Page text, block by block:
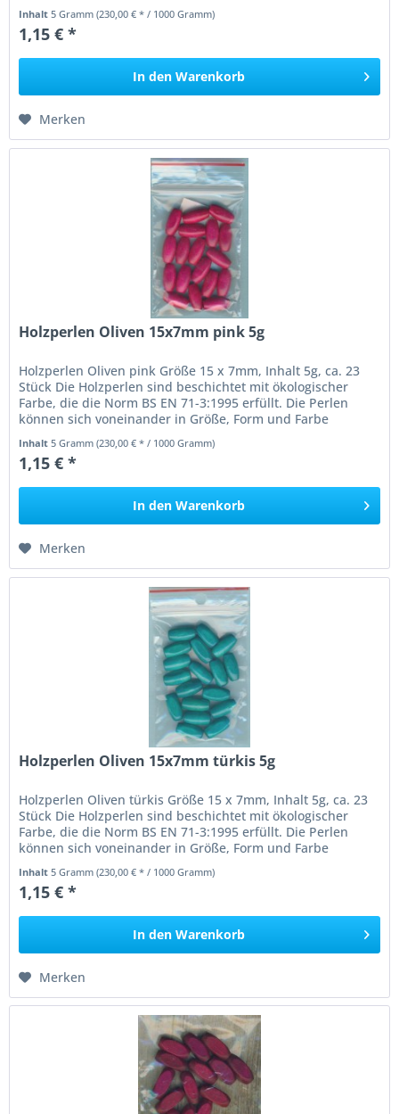
Inhalt5 Gramm(230,00 € * / 1000 Gramm)
1,15 € *
In den Warenkorb
Merken
Holzperlen Oliven 15x7mm pink 5g
Holzperlen Oliven pink Größe 15 x 7mm, Inhalt 5g, ca. 23
Stück Die Holzperlen sind beschichtet mit ökologischer
Farbe, die die Norm BS EN 71-3:1995 erfüllt. Die Perlen
können sich voneinander in Größe, Form und Farbe
Inhalt 5 Gramm(230,00 € * / 1000 Gramm)
1,15 € *
In den Warenkorb
Merken
Holzperlen Oliven 15x7mm türkis 5g
Holzperlen Oliven türkis Größe 15 x 7mm, Inhalt 5g, ca. 23
Stück Die Holzperlen sind beschichtet mit ökologischer
Farbe, die die Norm BS EN 71-3:1995 erfüllt. Die Perlen
können sich voneinander in Größe, Form und Farbe
Inhalt 5 Gramm(230,00 € * / 1000 Gramm)
1,15 € *
In den Warenkorb
Merken